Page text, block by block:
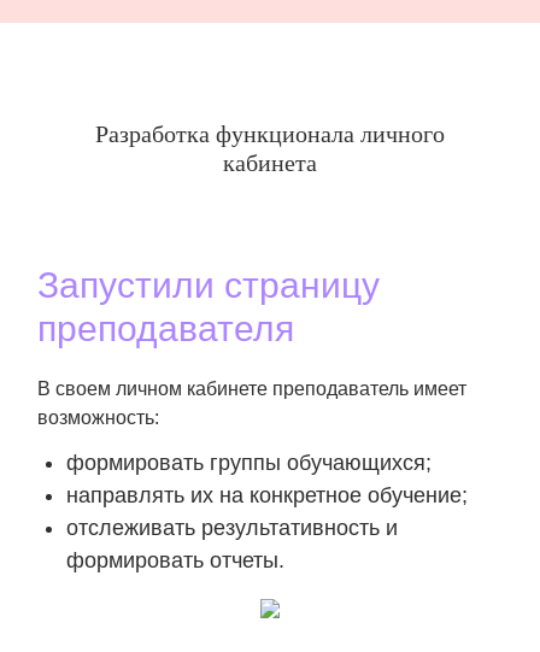
Разработка функционала личного
кабинета
Запустили страницу
преподавателя
В своем личном кабинете преподаватель имеет
возможность:
формировать группы обучающихся;
направлять их на конкретное обучение;
отслеживать результативность и
формировать отчеты.